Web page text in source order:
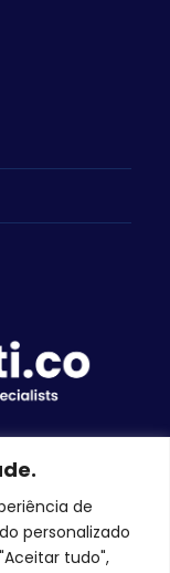
de
personalizado
tudo",
– SITE